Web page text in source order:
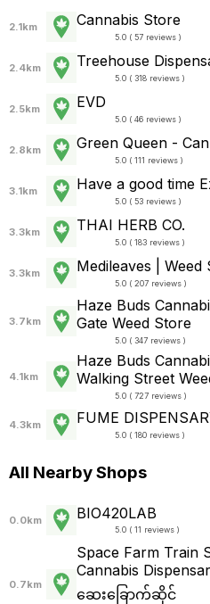
2.1km Cannabis Store
5.0 ( 57 reviews )
2.4km Treehouse
5.0 ( 318 reviews )
2.5km EVD
5.0 ( 46 reviews )
2.8km Green Queen -
5.0 ( 111 reviews )
3.1km Have a good time
5.0 ( 53 reviews )
3.3km THAI HERB CO.
5.0 ( 183 reviews )
3.3km Medileaves |
5.0 ( 207 reviews )
3.7km
Haze Buds
Gate Weed Store
5.0 ( 347 reviews )
4.1km
Haze Buds
Walking Street
5.0 ( 727 reviews )
4.3km FUME
5.0 ( 180 reviews )
All Nearby Shops
0.0km BIO420LAB
5.0 ( 11 reviews )
0.7km
Space Farm Train
Cannabis
ဆေးခြောက်ဆိုင်